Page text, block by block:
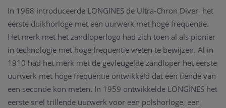
In 1968 introduceerde LONGINES de Ultra-Chron Diver, het
eerste duikhorloge met een uurwerk met hoge frequentie.
Het merk met het zandloperlogo had zich toen al als pionier
in technologie met hoge frequentie weten te bewijzen. Al in
1910 had het merk met de gevleugelde zandloper het eerste
uurwerk met hoge frequentie ontwikkeld dat een tiende van
een seconde kon meten. In 1959 ontwikkelde LONGINES het
eerste snel trillende uurwerk voor een polshorloge, een